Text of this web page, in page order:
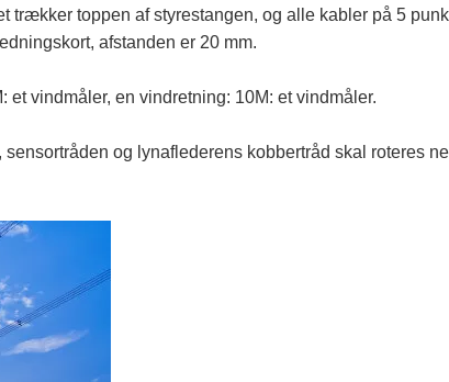
toppen af ​​styrestangen, og alle kabler på 5
afstanden er 20 mm.
vindmåler, en vindretning: 10M: et vindmåler.
og lynaflederens kobbertråd skal roteres